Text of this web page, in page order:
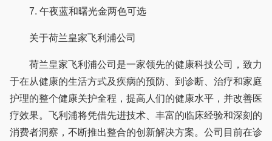
7. 午夜蓝和曙光金两色可选
关于荷兰皇家飞利浦公司
荷兰皇家飞利浦公司是一家领先的健康科技公司，致力
于在从健康的生活方式及疾病的预防、到诊断、治疗和家庭
护理的整个健康关护全程，提高人们的健康水平，并改善医
疗效果。飞利浦将凭借先进技术、丰富的临床经验和深刻的
消费者洞察，不断推出整合的创新解决方案。公司目前在诊